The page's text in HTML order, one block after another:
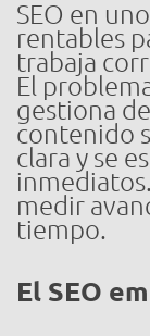
SEO en
rentables
trabaja
El
gestiona
contenido
clara y se
medir
tiempo.
El SEO